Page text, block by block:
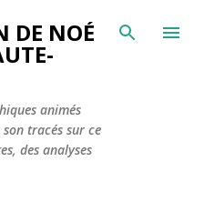
principal
DE NOÉ
animés
tracés sur ce
des analyses